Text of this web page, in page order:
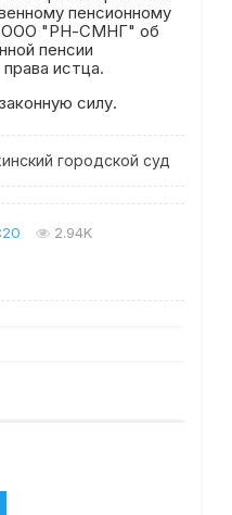
пенсионному
ООО "РН-СМНГ" об
пенсии
истца.
силу.
городской суд
2.94K